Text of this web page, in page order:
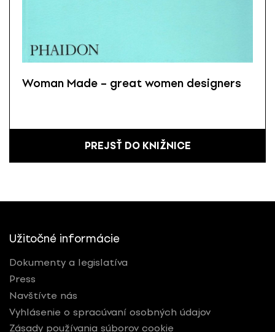
Woman Made – great women designers
PREJSŤ DO KNIŽNICE
Užitočné informácie
Dokumenty a legislatíva
Press
Navštívte nás
Vyhlásenie o spracúvaní osobných údajov
Zásady používania súborov cookie